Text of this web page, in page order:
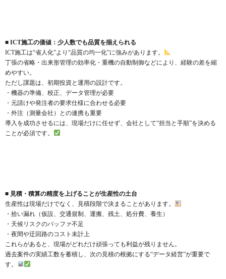
■ ICT施工の価値：少人数でも品質を揃えられる
ICT施工は“省人化”より“品質の均一化”に強みがあります。
丁張の省略・出来形管理の効率化・重機の自動制御などにより、経験の差を縮
めやすい。
ただし課題は、初期投資と運用の設計です。
・機器の準備、校正、データ管理が必要
・元請けや発注者の要求仕様に合わせる必要
・外注（測量会社）との連携も重要
導入を成功させるには、現場だけに任せず、会社として“担当と手順”を決める
ことが必須です。
■ 見積・積算の精度を上げることが生産性の土台
生産性は現場だけでなく、見積段階で決まることがあります。
・拾い漏れ（仮設、交通規制、運搬、残土、処分費、養生）
・天候リスクのバッファ不足
・夜間や迂回路のコスト未計上
これらがあると、現場がどれだけ頑張っても利益が残りません。
過去案件の実績工数を蓄積し、次の見積の根拠にする“データ経営”が重要で
す。